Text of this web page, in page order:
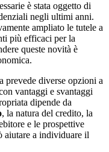
è stata oggetto di
negli ultimi anni.
ampliato le tutele a
più efficaci per la
queste novità è
prevede diverse opzioni a
vantaggi e svantaggi
dipende da
, la natura del credito, la
e le prospettive
aiutare a individuare il